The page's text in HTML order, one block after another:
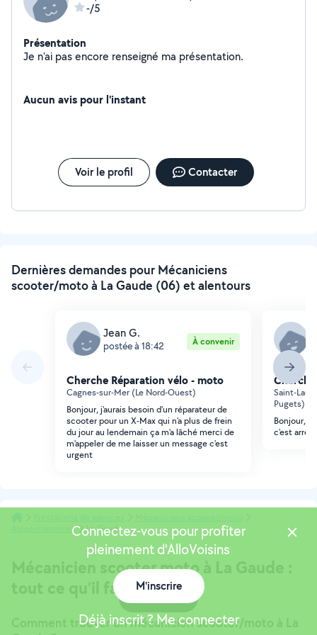
-/5
Présentation
Je n'ai pas encore renseigné ma présentation.
Aucun avis pour l'instant
Voir le profil Contacter
Dernières demandes pour Mécaniciens
scooter/moto à La Gaude (06) et alentours
Jean G.
postée à 18:42 À convenir
Cherche Réparation vélo - moto
Cagnes-sur-Mer (Le Nord-Ouest)
Bonjour, j'aurais besoin d'un réparateur de
scooter pour un X-Max qui n'a plus de frein
du jour au lendemain ça m'a lâché merci de
m'appeler de me laisser un message c'est
urgent
Saint-
Pugets)
Bonjour,
c'est
Alpes-maritimes
La Gaude
Mécanicien scooter moto à La Gaude :
tout ce qu’il faut savoir
Comment trouver un mécanicien scooter/moto à La
Connectez-vous pour profiter
pleinement d'AlloVoisins
M'inscrire
Déjà inscrit ? Me connecter